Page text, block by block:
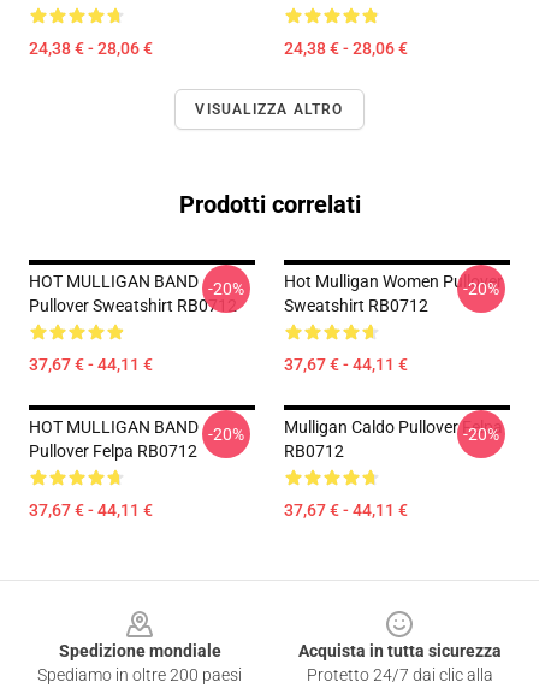
24,38 € - 28,06 € 24,38 € - 28,06 €
VISUALIZZA ALTRO
Prodotti correlati
HOT MULLIGAN BAND
Pullover Sweatshirt RB0712
37,67 € - 44,11 €
-20%
Hot Mulligan Women Pullover
Sweatshirt RB0712
37,67 € - 44,11 €
-20%
HOT MULLIGAN BAND
Pullover Felpa RB0712
37,67 € - 44,11 €
-20%
Mulligan Caldo Pullover Felpa
RB0712
37,67 € - 44,11 €
-20%
Spedizione mondiale
Spediamo in oltre 200 paesi
Acquista in tutta sicurezza
Protetto 24/7 dai clic alla